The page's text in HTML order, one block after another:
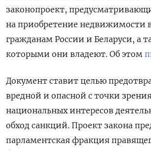
законопроект,
на приобретение недвижимости
гражданам России и Беларуси, а
которыми они владеют. Об этом
Документ ставит целью
вредной и опасной с точки
национальных интересов
обход санкций. Проект закона
парламентская фракция